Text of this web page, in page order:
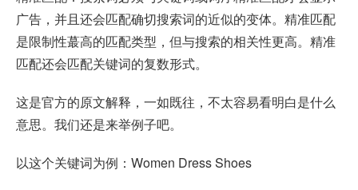
广告，并且还会匹配确切搜索词的近似的变体。精准匹配
是限制性蕞高的匹配类型，但与搜索的相关性更高。精准
匹配还会匹配关键词的复数形式。
这是官方的原文解释，一如既往，不太容易看明白是什么
意思。我们还是来举例子吧。
以这个关键词为例：Women Dress Shoes